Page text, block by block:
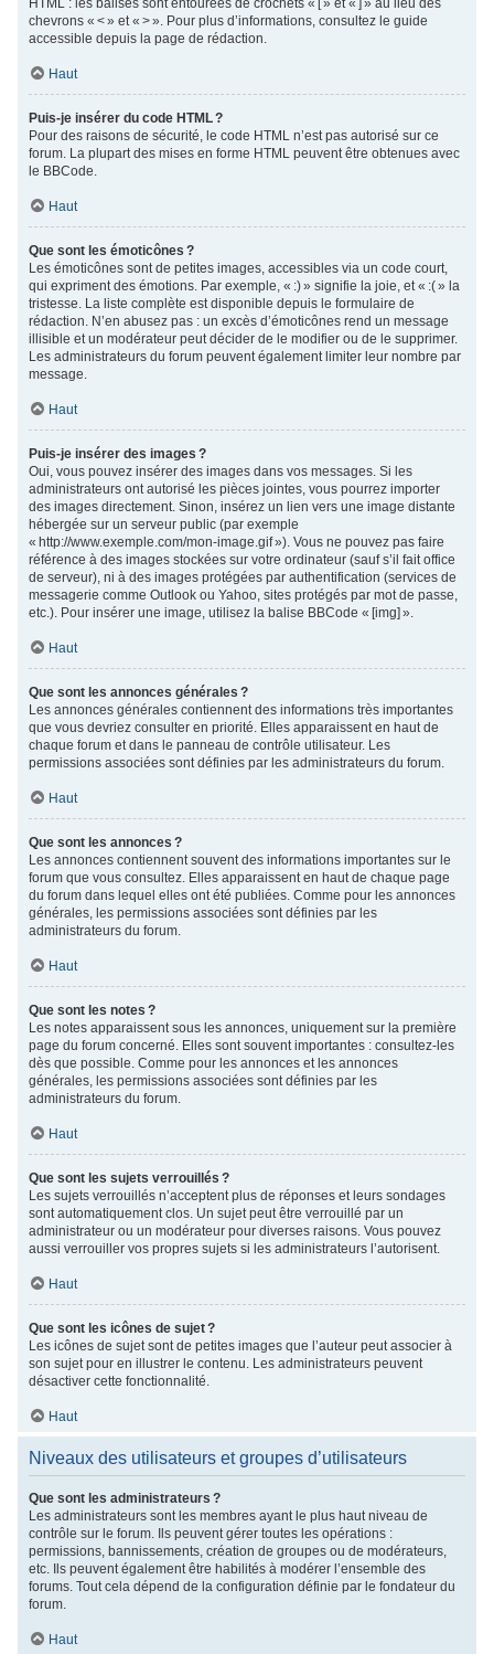
HTML : les balises sont entourées de crochets « [ » et « ] » au lieu des
chevrons « < » et « > ». Pour plus d’informations, consultez le guide
accessible depuis la page de rédaction.
Haut
Puis-je insérer du code HTML ?
Pour des raisons de sécurité, le code HTML n’est pas autorisé sur ce
forum. La plupart des mises en forme HTML peuvent être obtenues avec
le BBCode.
Haut
Que sont les émoticônes ?
Les émoticônes sont de petites images, accessibles via un code court,
qui expriment des émotions. Par exemple, « :) » signifie la joie, et « :( » la
tristesse. La liste complète est disponible depuis le formulaire de
rédaction. N’en abusez pas : un excès d’émoticônes rend un message
illisible et un modérateur peut décider de le modifier ou de le supprimer.
Les administrateurs du forum peuvent également limiter leur nombre par
message.
Haut
Puis-je insérer des images ?
Oui, vous pouvez insérer des images dans vos messages. Si les
administrateurs ont autorisé les pièces jointes, vous pourrez importer
des images directement. Sinon, insérez un lien vers une image distante
hébergée sur un serveur public (par exemple
« http://www.exemple.com/mon-image.gif »). Vous ne pouvez pas faire
référence à des images stockées sur votre ordinateur (sauf s’il fait office
de serveur), ni à des images protégées par authentification (services de
messagerie comme Outlook ou Yahoo, sites protégés par mot de passe,
etc.). Pour insérer une image, utilisez la balise BBCode « [img] ».
Haut
Que sont les annonces générales ?
Les annonces générales contiennent des informations très importantes
que vous devriez consulter en priorité. Elles apparaissent en haut de
chaque forum et dans le panneau de contrôle utilisateur. Les
permissions associées sont définies par les administrateurs du forum.
Haut
Que sont les annonces ?
Les annonces contiennent souvent des informations importantes sur le
forum que vous consultez. Elles apparaissent en haut de chaque page
du forum dans lequel elles ont été publiées. Comme pour les annonces
générales, les permissions associées sont définies par les
administrateurs du forum.
Haut
Que sont les notes ?
Les notes apparaissent sous les annonces, uniquement sur la première
page du forum concerné. Elles sont souvent importantes : consultez-les
dès que possible. Comme pour les annonces et les annonces
générales, les permissions associées sont définies par les
administrateurs du forum.
Haut
Que sont les sujets verrouillés ?
Les sujets verrouillés n’acceptent plus de réponses et leurs sondages
sont automatiquement clos. Un sujet peut être verrouillé par un
administrateur ou un modérateur pour diverses raisons. Vous pouvez
aussi verrouiller vos propres sujets si les administrateurs l’autorisent.
Haut
Que sont les icônes de sujet ?
Les icônes de sujet sont de petites images que l’auteur peut associer à
son sujet pour en illustrer le contenu. Les administrateurs peuvent
désactiver cette fonctionnalité.
Haut
Niveaux des utilisateurs et groupes d’utilisateurs
Que sont les administrateurs ?
Les administrateurs sont les membres ayant le plus haut niveau de
contrôle sur le forum. Ils peuvent gérer toutes les opérations :
permissions, bannissements, création de groupes ou de modérateurs,
etc. Ils peuvent également être habilités à modérer l’ensemble des
forums. Tout cela dépend de la configuration définie par le fondateur du
forum.
Haut